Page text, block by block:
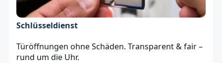
Schlüsseldienst
Türöffnungen ohne Schäden. Transparent & fair –
rund um die Uhr.